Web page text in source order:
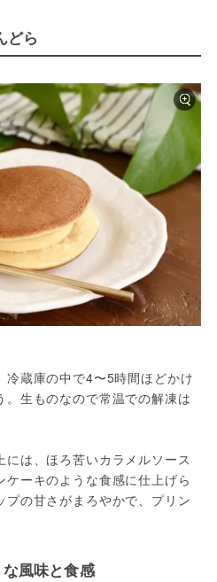
どら
蔵庫の中で4〜5時間ほどかけ
生ものなので常温での解凍は
は、ほろ苦いカラメルソース
ーキのような食感に仕上げら
の甘さがまろやかで、プリン
風味と食感